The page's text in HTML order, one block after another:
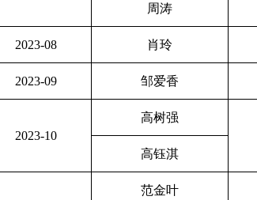
周涛
2023-08 肖玲
2023-09 邹爱香
2023-10
高树强
高钰淇
范金叶